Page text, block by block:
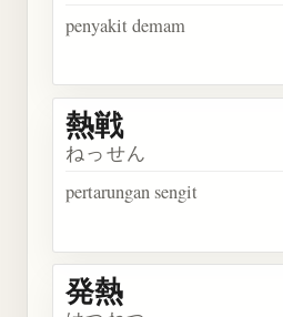
penyakit demam
熱戦
ねっせん
pertarungan sengit
発熱